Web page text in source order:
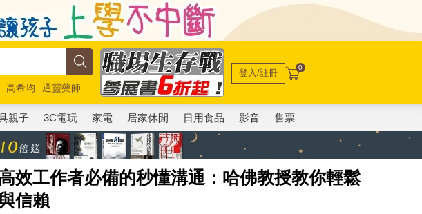
高希均
通靈藥師
登入/註冊 0
親子 3C電玩 家電 居家休閒 日用食品 影音 售票
高效工作者必備的秒懂溝通：哈佛教授教你輕鬆
信賴